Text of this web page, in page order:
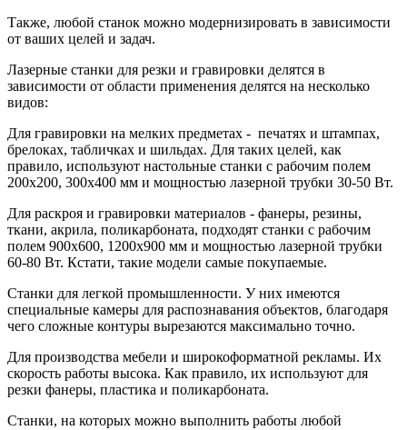
Также, любой станок можно модернизировать в зависимости
от ваших целей и задач.
Лазерные станки для резки и гравировки делятся в
зависимости от области применения делятся на несколько
видов:
Для гравировки на мелких предметах - печатях и штампах,
брелоках, табличках и шильдах. Для таких целей, как
правило, используют настольные станки с рабочим полем
200х200, 300х400 мм и мощностью лазерной трубки 30-50 Вт.
Для раскроя и гравировки материалов - фанеры, резины,
ткани, акрила, поликарбоната, подходят станки с рабочим
полем 900х600, 1200х900 мм и мощностью лазерной трубки
60-80 Вт. Кстати, такие модели самые покупаемые.
Станки для легкой промышленности. У них имеются
специальные камеры для распознавания объектов, благодаря
чего сложные контуры вырезаются максимально точно.
Для производства мебели и широкоформатной рекламы. Их
скорость работы высока. Как правило, их используют для
резки фанеры, пластика и поликарбоната.
Станки, на которых можно выполнить работы любой